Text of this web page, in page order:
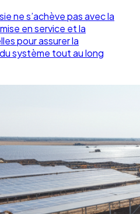
ne s’achève pas avec la
en service et la
pour assurer la
système tout au long